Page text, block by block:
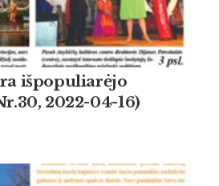
išpopuliarėjo
2022-04-16)